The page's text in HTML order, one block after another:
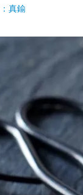
真鍮